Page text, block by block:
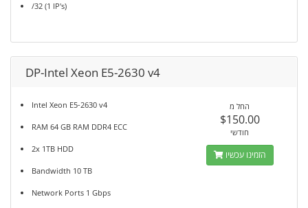
/32 (1 IP's)
DP-Intel Xeon E5-2630 v4
Intel Xeon E5-2630 v4
RAM 64 GB RAM DDR4 ECC
2x 1TB HDD
Bandwidth 10 TB
Network Ports 1 Gbps
החל מ
$150.00
חודשי
הזמינו עכשיו